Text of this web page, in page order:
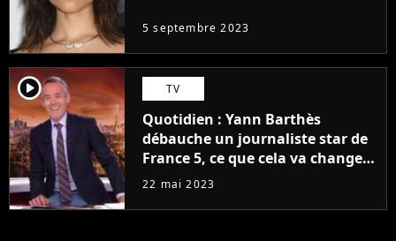
5 septembre 2023
player2 TV
Quotidien : Yann Barthès
débauche un journaliste star de
France 5, ce que cela va changer
à la rentrée
22 mai 2023